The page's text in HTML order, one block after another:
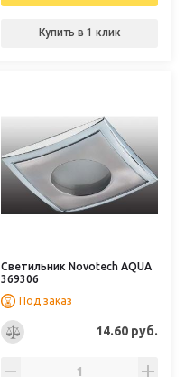
Купить в 1 клик
Светильник Novotech AQUA
369306
Под заказ
14.60 руб.